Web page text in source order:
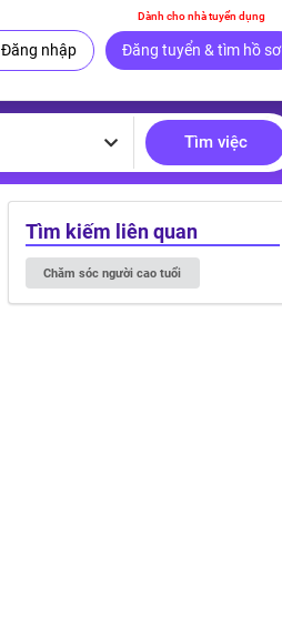
Dành cho nhà tuyển dụng
Đăng nhập Đăng tuyển & tìm hồ sơ
Tìm việc
Tìm kiếm liên quan
Chăm sóc người cao tuổi